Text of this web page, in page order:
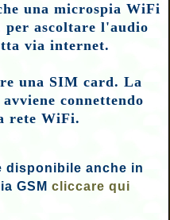
una microspia WiFi
ascoltare l'audio
via internet.
una SIM card. La
connettendo
rete WiFi.
disponibile anche in
GSM cliccare qui